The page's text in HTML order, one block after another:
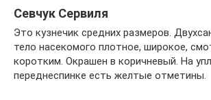
Севчук Сервиля
Это кузнечик средних размеров.
тело насекомого плотное, широкое,
коротким. Окрашен в коричневый. На
переднеспинке есть желтые отметины.